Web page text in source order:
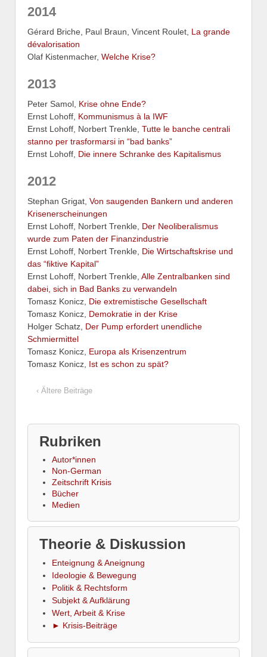
2014
Gérard Briche, Paul Braun, Vincent Roulet, La grande
dévalorisation
Olaf Kistenmacher, Welche Krise?
2013
Peter Samol, Krise ohne Ende?
Ernst Lohoff, Kommunismus à la IWF
Ernst Lohoff, Norbert Trenkle, Tutte le banche centrali
stanno per trasformarsi in “bad banks”
Ernst Lohoff, Die innere Schranke des Kapitalismus
2012
Stephan Grigat, Von saugenden Bankern und anderen
Krisenerscheinungen
Ernst Lohoff, Norbert Trenkle, Der Neoliberalismus
wurde zum Paten der Finanzindustrie
Ernst Lohoff, Norbert Trenkle, Die Wirtschaftskrise und
das “fiktive Kapital”
Ernst Lohoff, Norbert Trenkle, Alle Zentralbanken sind
dabei, sich in Bad Banks zu verwandeln
Tomasz Konicz, Die extremistische Gesellschaft
Tomasz Konicz, Demokratie in der Krise
Holger Schatz, Der Pump erfordert unendliche
Schmiermittel
Tomasz Konicz, Europa als Krisenzentrum
Tomasz Konicz, Ist es schon zu spät?
‹ Ältere Beiträge
Rubriken
Autor*innen
Non-German
Zeitschrift Krisis
Bücher
Medien
Theorie & Diskussion
Enteignung & Aneignung
Ideologie & Bewegung
Politik & Rechtsform
Subjekt & Aufklärung
Wert, Arbeit & Krise
► Krisis-Beiträge